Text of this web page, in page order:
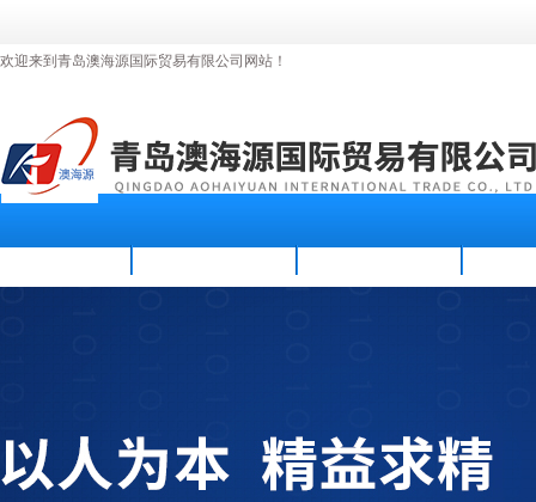
欢迎来到青岛澳海源国际贸易有限公司网站！